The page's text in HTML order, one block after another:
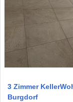
3 Zimmer
Burgdorf